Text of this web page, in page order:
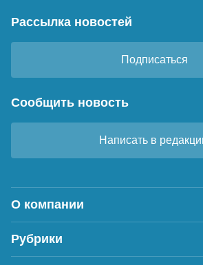
Рассылка новостей
Подписаться
Сообщить новость
Написать в
О компании
Рубрики